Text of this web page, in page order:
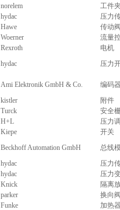
norelem
工件
hydac
压力
Hawe
传动阀
Woerner
流量
Rexroth
电机
hydac
压力
Ami Elektronik GmbH & Co.
编码器
kistler
附件
Turck
安全
H+L
压力
Kiepe
开关
Beckhoff Automation GmbH
总线
hydac
压力
hydac
压力
Knick
隔离
parker
换向阀
Funke
加热器